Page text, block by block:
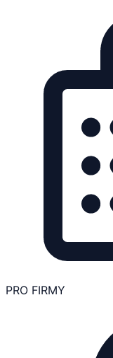
PRO FIRMY